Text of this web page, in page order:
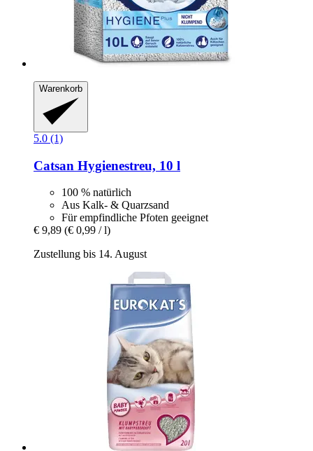
Warenkorb
5.0 (1)
Catsan Hygienestreu, 10 l
100 % natürlich
Aus Kalk- & Quarzsand
Für empfindliche Pfoten geeignet
€ 9,89 (€ 0,99 / l)
Zustellung bis 14. August